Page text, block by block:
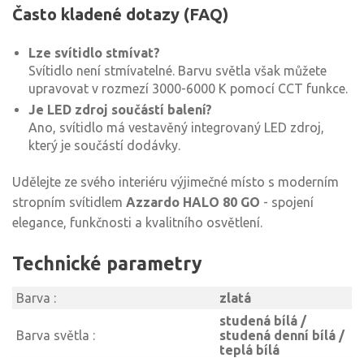
Často kladené dotazy (FAQ)
Lze svítidlo stmívat?
Svítidlo není stmívatelné. Barvu světla však můžete
upravovat v rozmezí 3000-6000 K pomocí CCT funkce.
Je LED zdroj součástí balení?
Ano, svítidlo má vestavěný integrovaný LED zdroj,
který je součástí dodávky.
Udělejte ze svého interiéru výjimečné místo s moderním
stropním svítidlem Azzardo HALO 80 GO - spojení
elegance, funkčnosti a kvalitního osvětlení.
Technické parametry
Barva : zlatá
Barva světla :
studená bílá /
studená denní bílá /
teplá bílá